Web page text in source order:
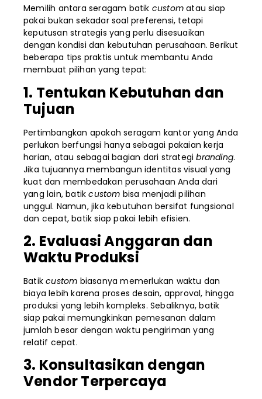
Memilih antara seragam batik customatau siap
pakai bukan sekadar soal preferensi, tetapi
keputusan strategis yang perlu disesuaikan
dengan kondisi dan kebutuhan perusahaan. Berikut
beberapa tips praktis untuk membantu Anda
membuat pilihan yang tepat:
1. Tentukan Kebutuhan dan
Tujuan
Pertimbangkan apakah seragam kantor yang Anda
perlukan berfungsi hanya sebagai pakaian kerja
harian, atau sebagai bagian dari strategibranding.
Jika tujuannya membangun identitas visual yang
kuat dan membedakan perusahaan Anda dari
yang lain, batikcustom bisa menjadi pilihan
unggul. Namun, jika kebutuhan bersifat fungsional
dan cepat, batik siap pakai lebih efisien.
2. Evaluasi Anggaran dan
Waktu Produksi
Batikcustom biasanya memerlukan waktu dan
biaya lebih karena proses desain, approval, hingga
produksi yang lebih kompleks. Sebaliknya, batik
siap pakai memungkinkan pemesanan dalam
jumlah besar dengan waktu pengiriman yang
relatif cepat.
3. Konsultasikan dengan
Vendor Terpercaya